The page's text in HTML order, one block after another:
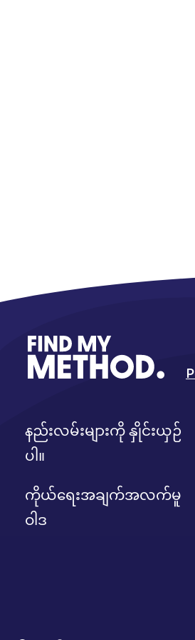
နည်းလမ်းများကို နှိုင်းယှဉ်
ပါ။
ကိုယ်ရေးအချက်အလက်မူ
ဝါဒ